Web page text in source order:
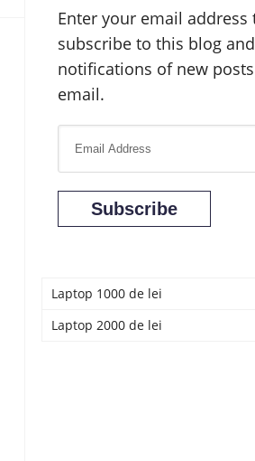
t
e
Enter your email address
subscribe to this blog
notifications of new
email.
a
d
Subscribe
Laptop 1000 de lei
Laptop 2000 de lei